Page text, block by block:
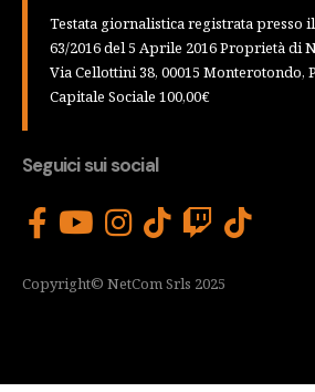
Testata giornalistica registrata presso
63/2016 del 5 Aprile 2016 Proprietà di
Via Cellottini 38, 00015 Monterotondo,
Capitale Sociale 100,00€
Seguici sui social
Copyright© NetCom Srls 2025